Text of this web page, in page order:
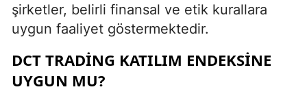
şirketler, belirli finansal ve etik kurallara
uygun faaliyet göstermektedir.
DCT TRADING KATILIM ENDEKSINE
UYGUN MU?